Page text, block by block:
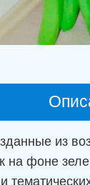
из
на фоне